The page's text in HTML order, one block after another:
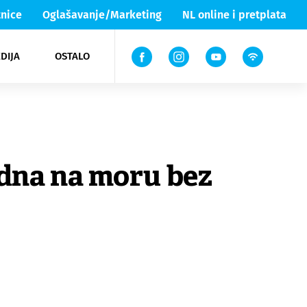
Oglašavanje/Marketing NL online i pretplata
OSTALO
Lika & Senj
TV
na moru bez